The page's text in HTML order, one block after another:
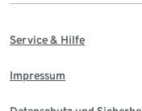
Service & Hilfe
Impressum